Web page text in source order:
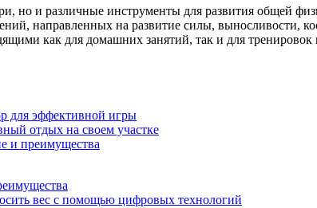
но и различные инструменты для развития общей
направленных на развитие силы, выносливости,
как для домашних занятий, так и для тренировок
для эффективной игры
отдых на своем участке
и преимущества
вес с помощью цифровых технологий